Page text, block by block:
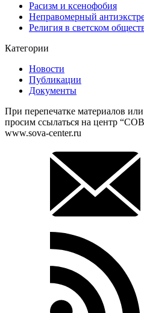
Расизм и ксенофобия
Неправомерный
Религия в светском
Категории
Новости
Публикации
Документы
При перепечатке материалов
просим ссылаться на центр
www.sova-center.ru